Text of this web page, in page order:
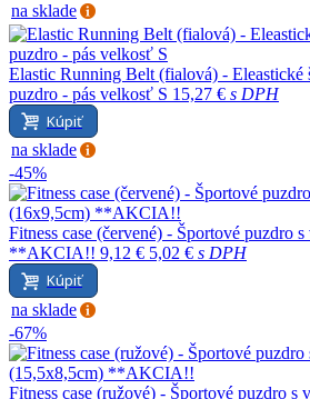
na sklade
Elastic Running Belt (fialová) - Eleastické
puzdro - pás velkosť S 15,27 € s DPH
Kúpiť
na sklade
-45%
Fitness case (červené) - Športové puzdro
**AKCIA!! 9,12 € 5,02 € s DPH
Kúpiť
na sklade
-67%
Fitness case (ružové) - Športové puzdro